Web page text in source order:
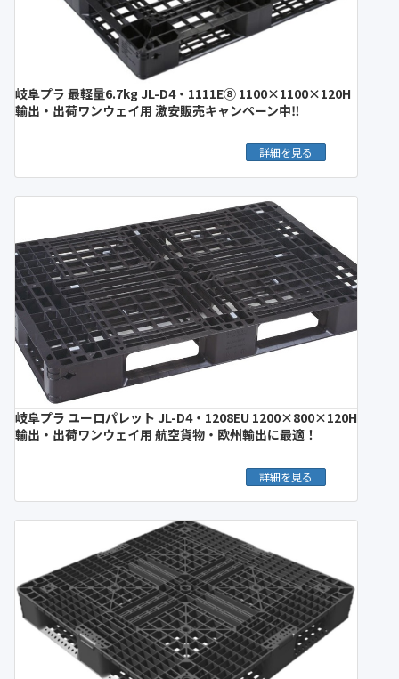
岐阜プラ 最軽量6.7kg JL-D4・1111E⑧ 1100×1100×120H
輸出・出荷ワンウェイ用 激安販売キャンペーン中‼︎
詳細を見る
岐阜プラ ユーロパレット JL-D4・1208EU 1200×800×120H
輸出・出荷ワンウェイ用 航空貨物・欧州輸出に最適！
詳細を見る